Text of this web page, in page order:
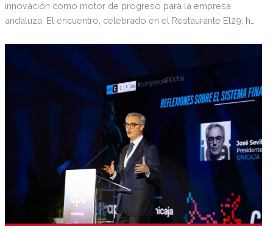
innovación como motor de progreso para la empresa
andaluza. El encuentro, celebrado en el Restaurante El29, ha
activamente en este espacio de reflexión directiva.